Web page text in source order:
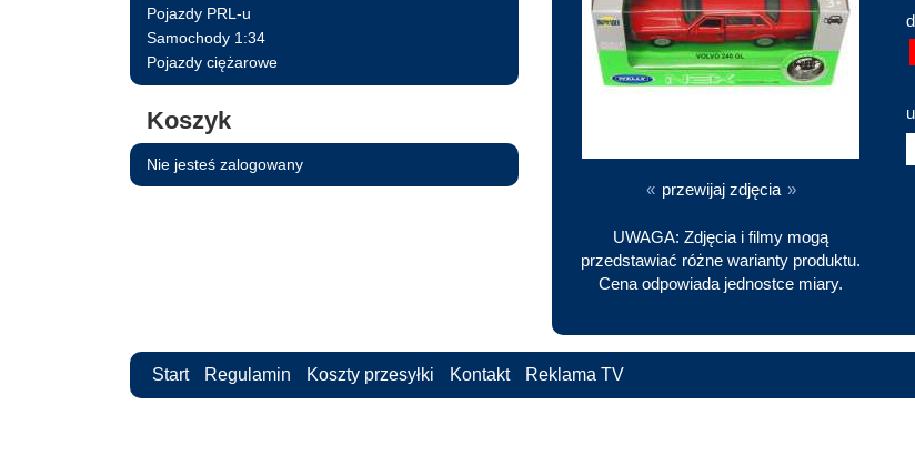
Pojazdy PRL-u
Samochody 1:34
Pojazdy ciężarowe
Koszyk
Nie jesteś zalogowany
« przewijaj zdjęcia »
UWAGA: Zdjęcia i filmy mogą
przedstawiać różne warianty produktu.
Cena odpowiada jednostce miary.
Start Regulamin Koszty przesyłki Kontakt Reklama TV